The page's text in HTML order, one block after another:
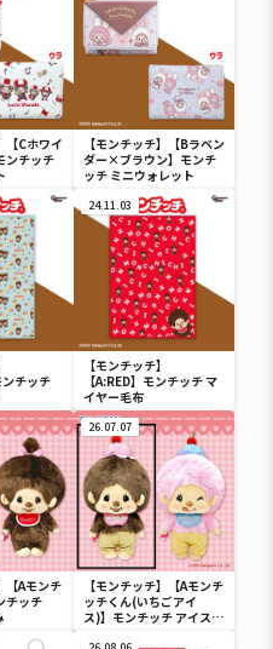
【Cホワイ
ンチッチ
【モンチッチ】【Bラベン
ダー×ブラウン】モンチ
ッチ ミニウォレット
ンチッチ
24.11.03
【モンチッチ】
【A:RED】モンチッチ マ
イヤー毛布
【Aモンチ
チッチ
26.07.07
【モンチッチ】【Aモンチ
ッチくん(いちごアイ
ス)】モンチッチ アイス大